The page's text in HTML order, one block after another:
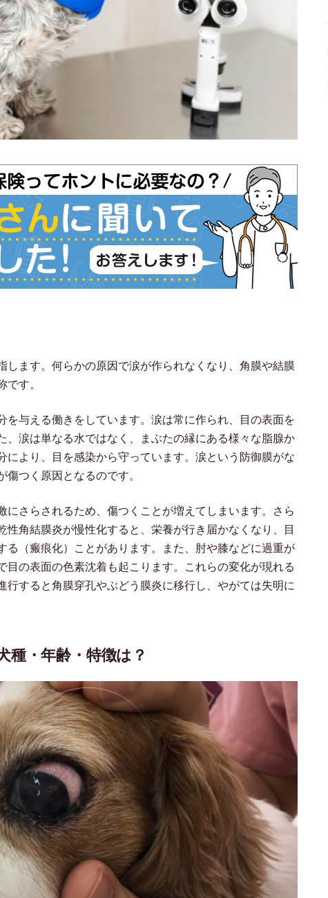
します。何らかの原因で涙が作られなくなり、角膜や結膜
です。
を与える働きをしています。涙は常に作られ、目の表面を
、涙は単なる水ではなく、まぶたの縁にある様々な脂腺か
により、目を感染から守っています。涙という防御膜がな
つく原因となるのです。
さらされるため、傷つくことが増えてしまいます。さら
角結膜炎が慢性化すると、栄養が行き届かなくなり、目
る（瘢痕化）ことがあります。また、肘や膝などに過重が
の表面の色素沈着も起こります。これらの変化が現れる
行すると角膜穿孔やぶどう膜炎に移行し、やがては失明に
種・年齢・特徴は？